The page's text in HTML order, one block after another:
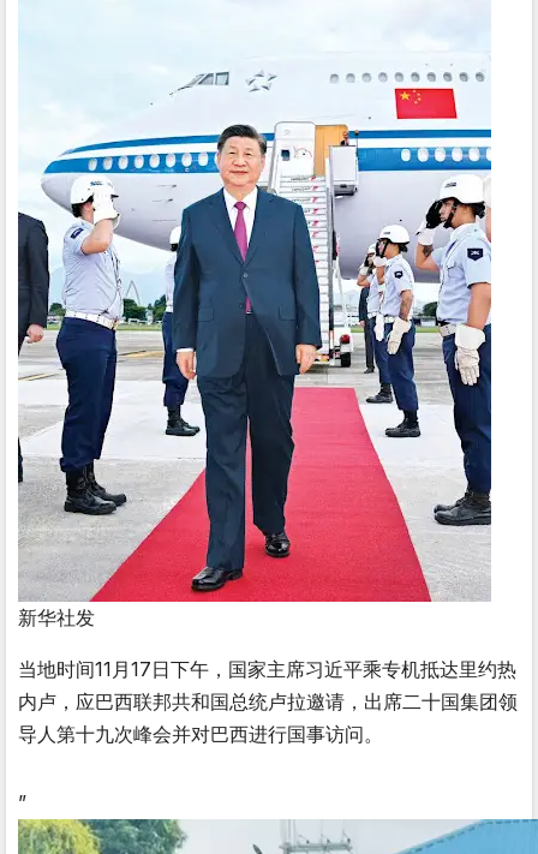
新华社发
当地时间11月17日下午，国家主席习近平乘专机抵达里约热
内卢，应巴西联邦共和国总统卢拉邀请，出席二十国集团领
导人第十九次峰会并对巴西进行国事访问。
”